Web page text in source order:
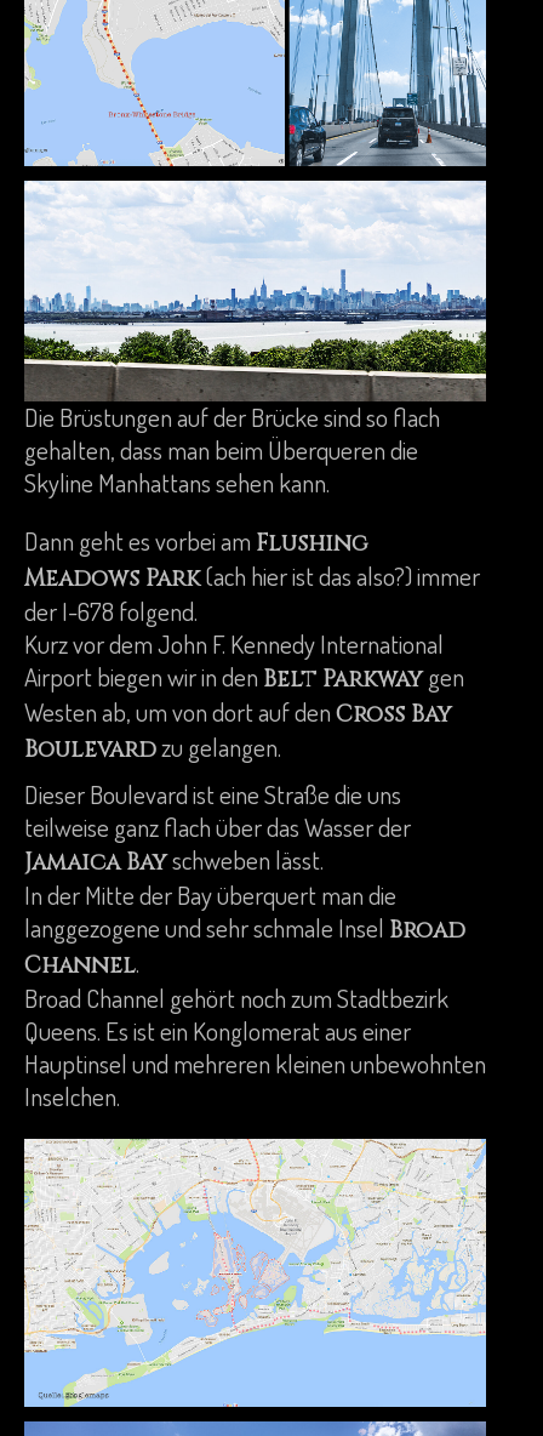
Die Brüstungen auf der Brücke sind so flach
gehalten, dass man beim Überqueren die
Skyline Manhattans sehen kann.
Dann geht es vorbei am Flushing
Meadows Park(ach hier ist das also?) immer
der I-678 folgend.
Kurz vor dem John F. Kennedy International
Airport biegen wir in den Belt Parkwaygen
Westen ab, um von dort auf den Cross Bay
Boulevardzu gelangen.
Dieser Boulevard ist eine Straße die uns
teilweise ganz flach über das Wasser der
Jamaica Bayschweben lässt.
In der Mitte der Bay überquert man die
langgezogene und sehr schmale Insel Broad
Channel.
Broad Channel gehört noch zum Stadtbezirk
Queens. Es ist ein Konglomerat aus einer
Hauptinsel und mehreren kleinen unbewohnten
Inselchen.